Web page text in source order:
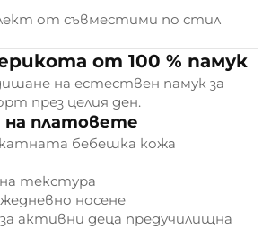
от съвместими по стил
от 100 % памук
на естествен памук за
през целия ден.
платовете
бебешка кожа
текстура
носене
активни деца предучилищна